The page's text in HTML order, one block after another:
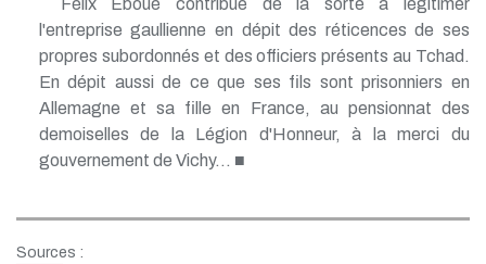
Félix Éboué contribue de la sorte à légitimer
l'entreprise gaullienne en dépit des réticences de ses
propres subordonnés et des officiers présents au Tchad.
En dépit aussi de ce que ses fils sont prisonniers en
Allemagne et sa fille en France, au pensionnat des
demoiselles de la Légion d'Honneur, à la merci du
gouvernement de Vichy... ■
Sources :